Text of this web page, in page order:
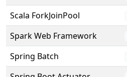
Scala ForkJoinPool
Spark Web Framework
Spring Batch